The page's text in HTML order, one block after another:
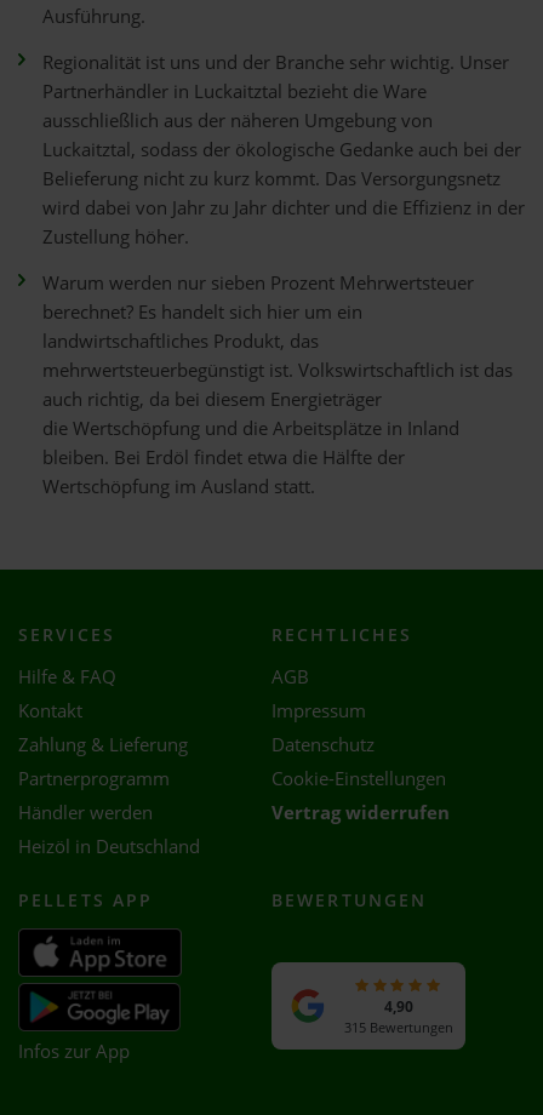
Ausführung.
Regionalität ist uns und der Branche sehr wichtig. Unser
Partnerhändler in Luckaitztal bezieht die Ware
ausschließlich aus der näheren Umgebung von
Luckaitztal, sodass der ökologische Gedanke auch bei der
Belieferung nicht zu kurz kommt. Das Versorgungsnetz
wird dabei von Jahr zu Jahr dichter und die Effizienz in der
Zustellung höher.
Warum werden nur sieben Prozent Mehrwertsteuer
berechnet? Es handelt sich hier um ein
landwirtschaftliches Produkt, das
mehrwertsteuerbegünstigt ist. Volkswirtschaftlich ist das
auch richtig, da bei diesem Energieträger
die Wertschöpfung und die Arbeitsplätze in Inland
bleiben. Bei Erdöl findet etwa die Hälfte der
Wertschöpfung im Ausland statt.
SERVICES
Hilfe & FAQ
Kontakt
Zahlung & Lieferung
Partnerprogramm
Händler werden
Heizöl in Deutschland
RECHTLICHES
AGB
Impressum
Datenschutz
Cookie-Einstellungen
Vertrag widerrufen
PELLETS APP
Infos zur App
BEWERTUNGEN
4,90
315 Bewertungen